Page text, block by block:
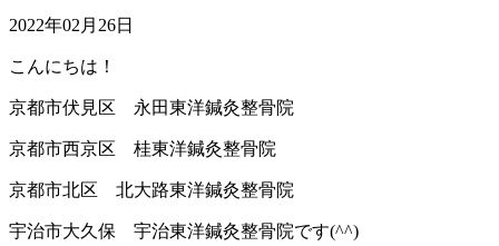
2022年02月26日
こんにちは！
京都市伏見区 永田東洋鍼灸整骨院
京都市西京区 桂東洋鍼灸整骨院
京都市北区 北大路東洋鍼灸整骨院
宇治市大久保 宇治東洋鍼灸整骨院です(^^)